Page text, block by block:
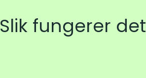
Slik fungerer det